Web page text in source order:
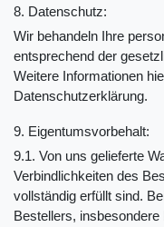
8. Datenschutz:
Wir behandeln Ihre
entsprechend der
Weitere Informationen
Datenschutzerklärung.
9. Eigentumsvorbehalt:
9.1. Von uns gelieferte
Verbindlichkeiten des
vollständig erfüllt sind.
Bestellers,